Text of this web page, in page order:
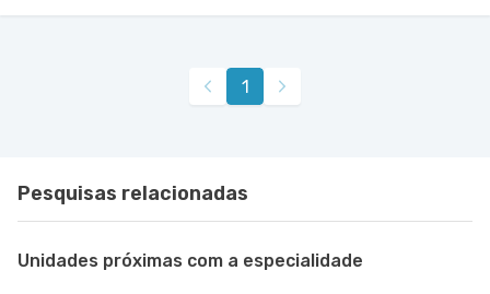
Centro Medico Quinta D'Or - Unidade Quinta Park
Rua Almirante Baltazar nr. 333 5° Andar - Sao
Cristovao, Rio de Janeiro - RJ
1
Pesquisas relacionadas
Unidades próximas com a especialidade